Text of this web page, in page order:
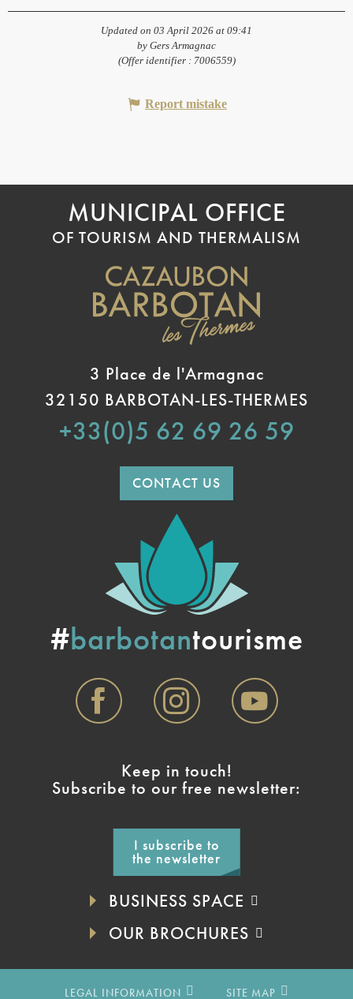
Updated on 03 April 2026 at 09:41
by Gers Armagnac
(Offer identifier : 7006559)
Report mistake
MUNICIPAL OFFICE
OF TOURISM AND THERMALISM
3 Place de l'Armagnac
32150 BARBOTAN-LES-THERMES
+33(0)5 62 69 26 59
CONTACT US
#barbotantourisme
Keep in touch!
Subscribe to our free newsletter:
I subscribe to
the newsletter
BUSINESS SPACE
OUR BROCHURES
LEGAL INFORMATION SITE MAP